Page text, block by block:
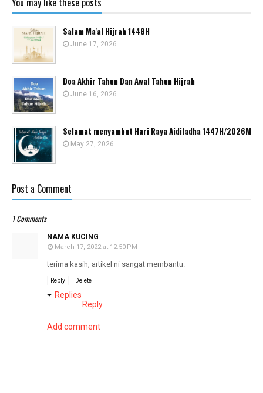
Salam Ma'al Hijrah 1448H
June 17, 2026
Doa Akhir Tahun Dan Awal Tahun Hijrah
June 16, 2026
Selamat menyambut Hari Raya Aidiladha 1447H/2026M
May 27, 2026
Post a Comment
1 Comments
NAMA KUCING
March 17, 2022 at 12:50 PM
terima kasih, artikel ni sangat membantu.
Reply Delete
Replies
Reply
Add comment